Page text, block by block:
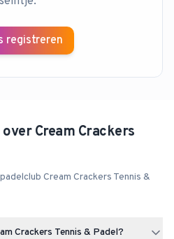
registreren
overCream Crackers
Cream Crackers Tennis &
Crackers Tennis & Padel?